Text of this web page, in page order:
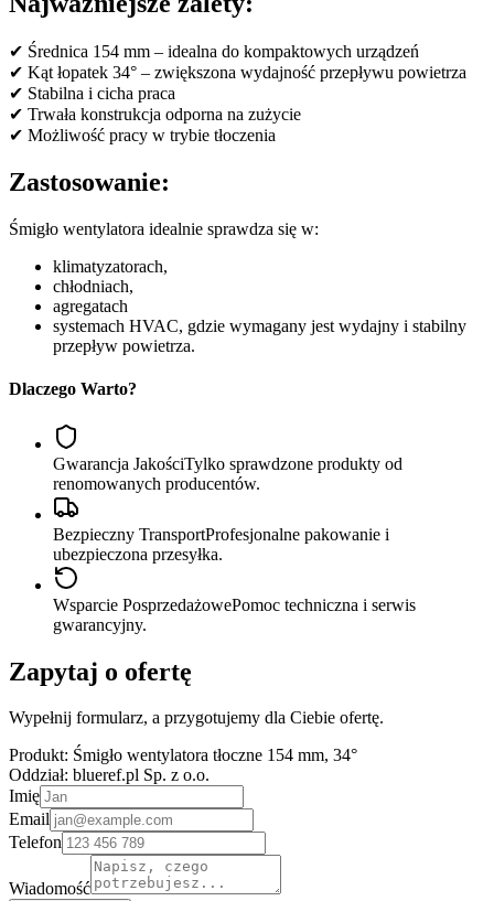
✔ Średnica 154 mm – idealna do kompaktowych urządzeń
✔ Kąt łopatek 34° – zwiększona wydajność przepływu powietrza
✔ Stabilna i cicha praca
✔ Trwała konstrukcja odporna na zużycie
✔ Możliwość pracy w trybie tłoczenia
Zastosowanie:
Śmigło wentylatora idealnie sprawdza się w:
klimatyzatorach,
chłodniach,
agregatach
systemach HVAC, gdzie wymagany jest wydajny i stabilny
przepływ powietrza.
Dlaczego Warto?
Gwarancja JakościTylko sprawdzone produkty od
renomowanych producentów.
Bezpieczny TransportProfesjonalne pakowanie i
ubezpieczona przesyłka.
Wsparcie PosprzedażowePomoc techniczna i serwis
gwarancyjny.
Zapytaj o ofertę
Wypełnij formularz, a przygotujemy dla Ciebie ofertę.
Produkt: Śmigło wentylatora tłoczne 154 mm, 34°
Oddział: blueref.pl Sp. z o.o.
Imię
Email
Telefon
Wiadomość